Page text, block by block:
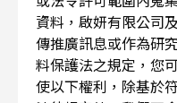
資料，啟妍有限公司
傳推廣訊息或作為研
料保護法之規定，您
使以下權利，除基於